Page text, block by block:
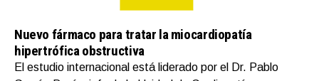
Nuevo fármaco para tratar la miocardiopatía
hipertrófica obstructiva
El estudio internacional está liderado por el Dr. Pablo